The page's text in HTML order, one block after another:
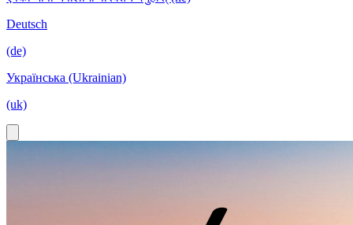
Deutsch
(de)
Українська (Ukrainian)
(uk)